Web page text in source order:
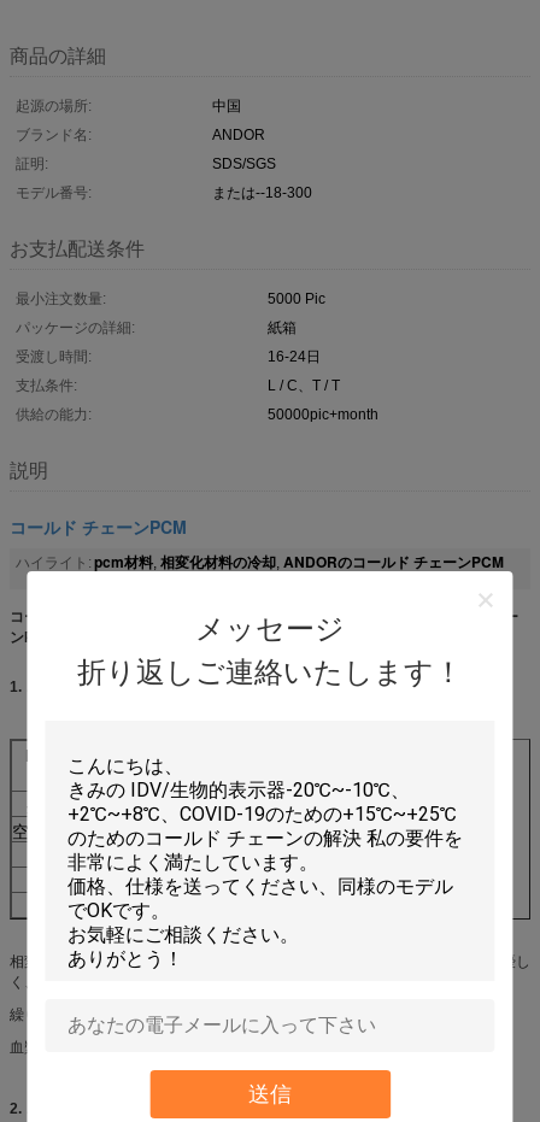
メッセージ
折り返しご連絡いたします！
送信
商品の詳細
起源の場所:
中国
ブランド名:
ANDOR
証明:
SDS/SGS
モデル番号:
または--18-300
お支払配送条件
最小注文数量:
5000 Pic
パッケージの詳細:
紙箱
受渡し時間:
16-24日
支払条件:
L / C、T / T
供給の能力:
50000pic+month
説明
コールド チェーンPCM
ハイライト: pcm材料, 相変化材料の冷却, ANDORのコールド チェーンPCM
コールドチェーン包装用相変化材料 (PCM-18) HDPE/PET 300 コールドチェー
ンPCM
1. コールドチェーンPCMのプレート質量:
PCM--(-18)/OR-18
外寸（L×W×H）：
6.30 ✘ 3.5✘ 1.18インチ（±0.2インチ）
空のゲルパック質量：
0.13ポンド（±0.05ポンド）
正味ゲル質量：
0.8ポンド（±0.01ポンド）
総質量：
0.93ポンド（±0.01ポンド）
フラスコ用材料：
相変化材料の適用は、コールドチェーン輸送において、より柔軟で、環境に優し
く、経済的で、安全で、制御可能です。
繰り返し使用でき、1回あたりのコストが低い
血漿、生物学的試薬、心臓弁などの医療分野で使用可能
2. コールドチェーンPCMの当社の利点: